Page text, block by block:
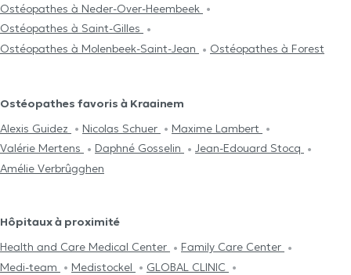
Ostéopathes à Neder-Over-Heembeek
Ostéopathes à Saint-Gilles
Ostéopathes à Molenbeek-Saint-Jean
Ostéopathes à Forest
Ostéopathes favoris à Kraainem
Alexis Guidez
Nicolas Schuer
Maxime Lambert
Valérie Mertens
Daphné Gosselin
Jean-Edouard Stocq
Amélie Verbrûgghen
Hôpitaux à proximité
Health and Care Medical Center
Family Care Center
Medi-team
Medistockel
GLOBAL CLINIC